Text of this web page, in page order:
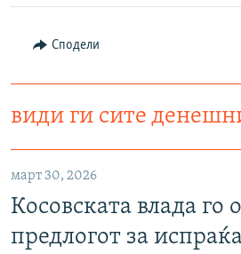
Сподели
види ги сите
март 30, 2026
Косовската влада го
предлогот за